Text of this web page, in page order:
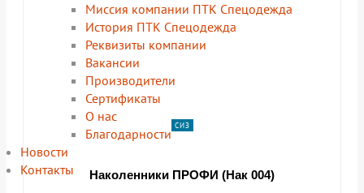
Миссия компании ПТК Спецодежда
История ПТК Спецодежда
Реквизиты компании
Вакансии
Производители
Сертификаты
О нас
Благодарности
Новости
Контакты
СИЗ
Наколенники ПРОФИ (Нак 004)